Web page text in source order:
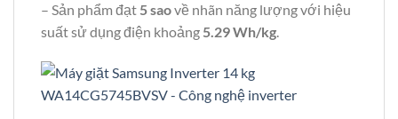
– Sản phẩm đạt 5 saovề nhãn năng lượng với hiệu
suất sử dụng điện khoảng 5.29 Wh/kg.